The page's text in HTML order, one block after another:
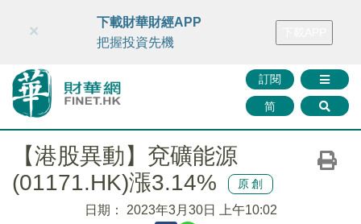
財華智庫網 FINTV FINMETA 財華證券 媒體矩陣
訂閱
简
×
下載財華財經APP
把握投資先機
【港股異動】兗礦能源
(01171.HK)漲3.14%
原創
日期： 2023年3月30日 上午10:02